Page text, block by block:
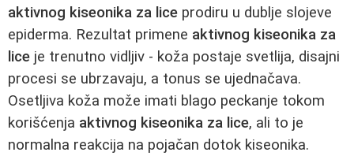
aktivnog kiseonika za lice prodiru u dublje slojeve
epiderma. Rezultat primene aktivnog kiseonika za
lice je trenutno vidljiv - koža postaje svetlija, disajni
procesi se ubrzavaju, a tonus se ujednačava.
Osetljiva koža može imati blago peckanje tokom
korišćenja aktivnog kiseonika za lice, ali to je
normalna reakcija na pojačan dotok kiseonika.